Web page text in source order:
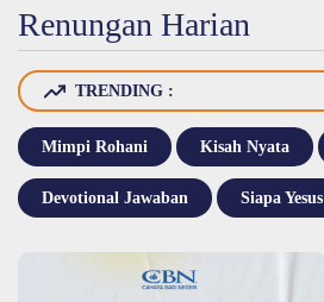
Renungan Harian
TRENDING :
Mimpi Rohani Kisah Nyata
Devotional Jawaban Siapa Yesus